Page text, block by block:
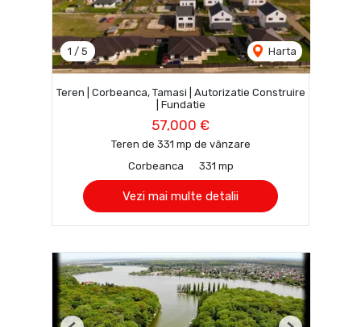
1 / 5 Harta
Teren | Corbeanca, Tamasi | Autorizatie Construire
| Fundatie
57,000 €
Teren de 331 mp de vânzare
Corbeanca
331 mp
Vezi mai multe detalii